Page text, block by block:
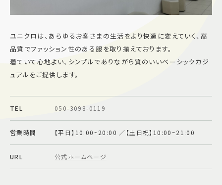
サイトマップ
プライバシーポリシー
Follow US
ユニクロは、あらゆるお客さまの生活をより快適に変えていく、高
品質でファッション性のある服を取り揃えております。
着ていて心地よい、シンプルでありながら質のいいベーシックカジ
ュアルをご提供します。
TEL 050-3098-0119
営業時間 【平日】10:00~20:00 ／【土日祝】10:00~21:00
URL 公式ホームページ